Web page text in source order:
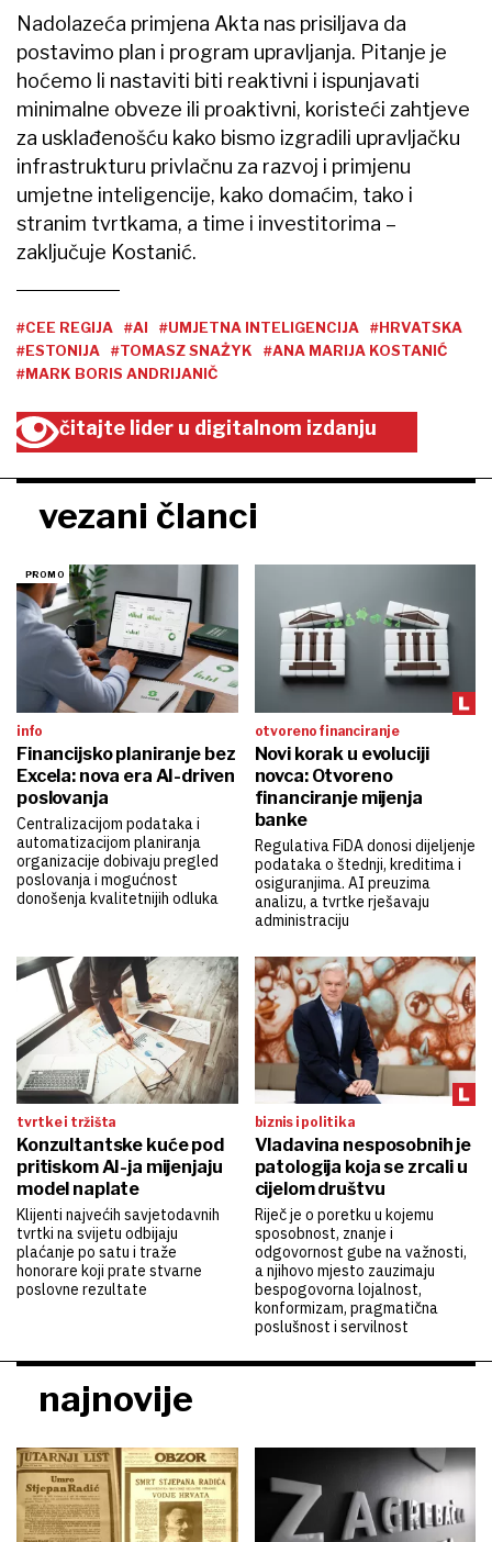
Nadolazeća primjena Akta nas prisiljava da
postavimo plan i program upravljanja. Pitanje je
hoćemo li nastaviti biti reaktivni i ispunjavati
minimalne obveze ili proaktivni, koristeći zahtjeve
za usklađenošću kako bismo izgradili upravljačku
infrastrukturu privlačnu za razvoj i primjenu
umjetne inteligencije, kako domaćim, tako i
stranim tvrtkama, a time i investitorima –
zaključuje Kostanić.
#CEE REGIJA #AI #UMJETNA INTELIGENCIJA
#HRVATSKA
#ESTONIJA
#TOMASZ SNAŻYK
#ANA MARIJA KOSTANIĆ
#MARK BORIS ANDRIJANIČ
čitajte lider u digitalnom izdanju
vezani članci
info
Financijsko planiranje bez
Excela: nova era AI-driven
poslovanja
Centralizacijom podataka i
automatizacijom planiranja
organizacije dobivaju pregled
poslovanja i mogućnost
donošenja kvalitetnijih odluka
otvoreno financiranje
Novi korak u evoluciji
novca: Otvoreno
financiranje mijenja
banke
Regulativa FiDA donosi dijeljenje
podataka o štednji, kreditima i
osiguranjima. AI preuzima
analizu, a tvrtke rješavaju
administraciju
tvrtke i tržišta
Konzultantske kuće pod
pritiskom AI-ja mijenjaju
model naplate
Klijenti najvećih savjetodavnih
tvrtki na svijetu odbijaju
plaćanje po satu i traže
honorare koji prate stvarne
poslovne rezultate
biznis i politika
Vladavina nesposobnih je
patologija koja se zrcali u
cijelom društvu
Riječ je o poretku u kojemu
sposobnost, znanje i
odgovornost gube na važnosti,
a njihovo mjesto zauzimaju
bespogovorna lojalnost,
konformizam, pragmatična
poslušnost i servilnost
najnovije